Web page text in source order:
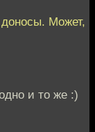
Может,
и то же :)